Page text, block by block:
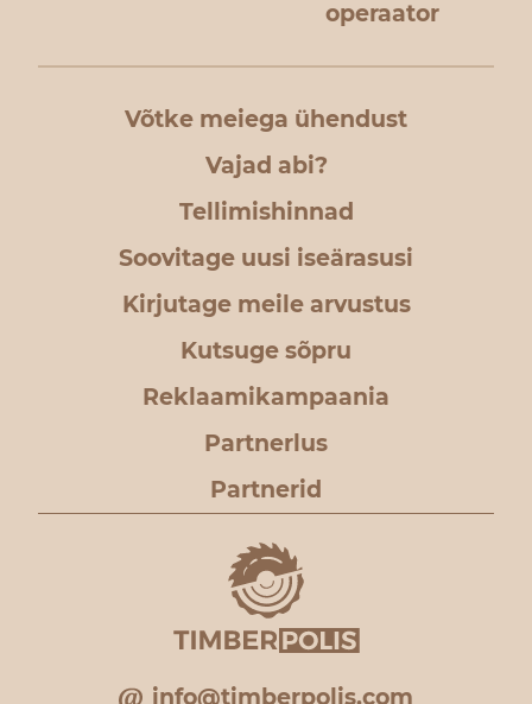
operaator
Võtke meiega ühendust
Vajad abi?
Tellimishinnad
Soovitage uusi iseärasusi
Kirjutage meile arvustus
Kutsuge sõpru
Reklaamikampaania
Partnerlus
Partnerid
info@timberpolis.com